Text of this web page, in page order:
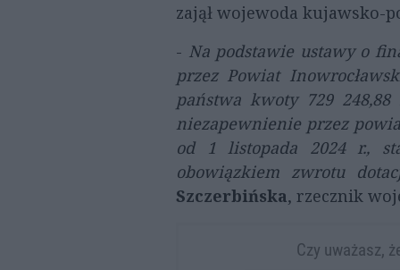
zajął wojewoda kujawsko-
- Na podstawie ustawy o
przez Powiat
państwa kwoty 729
niezapewnienie przez
od 1 listopada 2024 r.,
obowiązkiem zwrotu
Szczerbińska, rzecznik
Czy uważasz,